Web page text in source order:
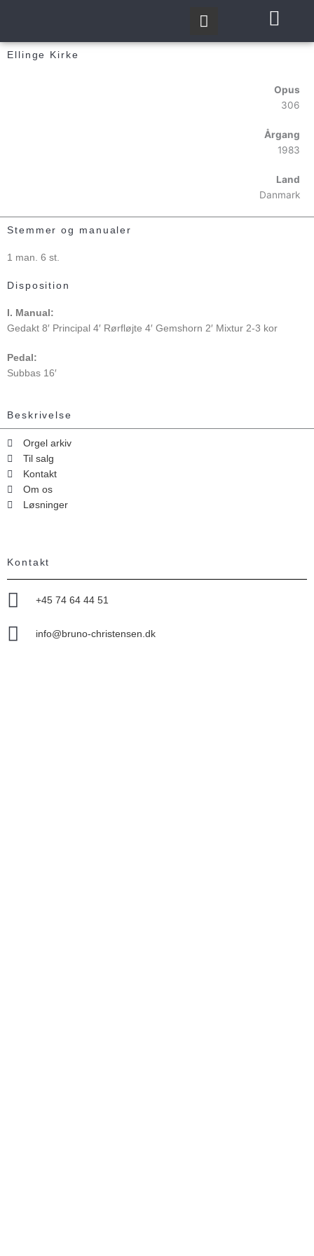
Ellinge Kirke
Opus
306
Årgang
1983
Land
Danmark
Stemmer og manualer
1 man. 6 st.
Disposition
I. Manual:
Gedakt 8′ Principal 4′ Rørfløjte 4′ Gemshorn 2′ Mixtur 2-3 kor
Pedal:
Subbas 16′
Beskrivelse
Orgel arkiv
Til salg
Kontakt
Om os
Løsninger
Kontakt
+45 74 64 44 51
info@bruno-christensen.dk